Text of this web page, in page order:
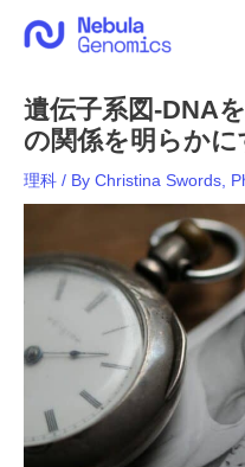
遺伝子系図-DNA
の関係を明らかに
理科 / By Christina Swords,